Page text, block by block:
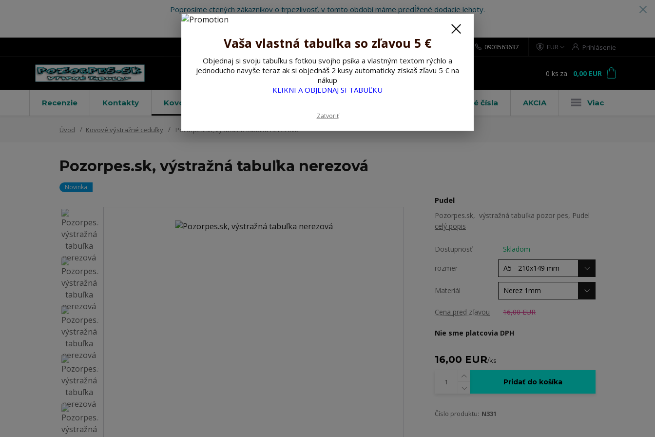
Poprosíme ctených zákazníkov o trpezlivosť, v tomto období máme predĺžené dodacie lehoty.
EUR Prihlásenie
Hľadať
0903563637
0 ks za 0,00 EUR
Recenzie Kontakty Kovové výstražné ceduľky Domové čísla AKCIA Viac
Úvod Kovové výstražné ceduľky Pozorpes.sk, výstražná tabuľka nerezová
Pozorpes.sk, výstražná tabuľka nerezová
Novinka
Pudel
Pozorpes.sk, výstražná tabuľka pozor pes, Pudel
celý popis
Dostupnosť Skladom
rozmer
Materiál
Cena pred zľavou 16,00 EUR
Nie sme platcovia DPH
16,00 EUR/ks
Pridať do košíka
Číslo produktu: N331
Vaša vlastná tabuľka so zľavou 5 €
Objednaj si svoju tabuľku s fotkou svojho psíka a vlastným textom rýchlo a
jednoducho navyše teraz ak si objednáš 2 kusy automaticky získaš zľavu 5 € na
nákup
KLIKNI A OBJEDNAJ SI TABUĽKU
Zatvoriť